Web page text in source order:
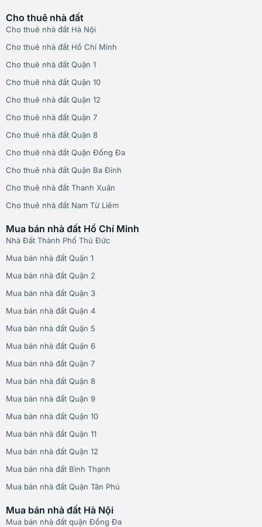
Cho thuê nhà đất
Cho thuê nhà đất Hà Nội
Cho thuê nhà đất Hồ Chí Minh
Cho thuê nhà đất Quận 1
Cho thuê nhà đất Quận 10
Cho thuê nhà đất Quận 12
Cho thuê nhà đất Quận 7
Cho thuê nhà đất Quận 8
Cho thuê nhà đất Quận Đống Đa
Cho thuê nhà đất Quận Ba Đình
Cho thuê nhà đất Thanh Xuân
Cho thuê nhà đất Nam Từ Liêm
Mua bán nhà đất Hồ Chí Minh
Nhà Đất Thành Phố Thủ Đức
Mua bán nhà đất Quận 1
Mua bán nhà đất Quận 2
Mua bán nhà đất Quận 3
Mua bán nhà đất Quận 4
Mua bán nhà đất Quận 5
Mua bán nhà đất Quận 6
Mua bán nhà đất Quận 7
Mua bán nhà đất Quận 8
Mua bán nhà đất Quận 9
Mua bán nhà đất Quận 10
Mua bán nhà đất Quận 11
Mua bán nhà đất Quận 12
Mua bán nhà đất Bình Thạnh
Mua bán nhà đất Quận Tân Phú
Mua bán nhà đất Hà Nội
Mua bán nhà đất quận Đống Đa